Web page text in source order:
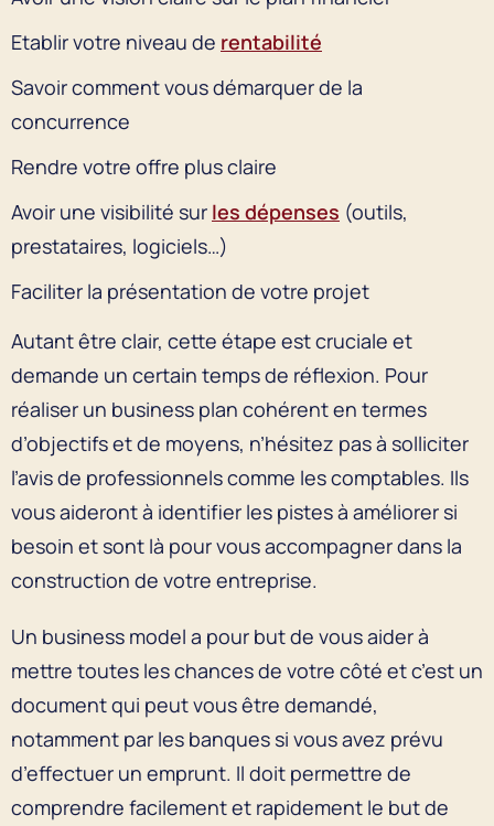
Etablir votre niveau de rentabilité
Savoir comment vous démarquer de la
concurrence
Rendre votre offre plus claire
Avoir une visibilité sur les dépenses (outils,
prestataires, logiciels…)
Faciliter la présentation de votre projet
Autant être clair, cette étape est cruciale et
demande un certain temps de réflexion. Pour
réaliser un business plan cohérent en termes
d’objectifs et de moyens, n’hésitez pas à solliciter
l’avis de professionnels comme les comptables. Ils
vous aideront à identifier les pistes à améliorer si
besoin et sont là pour vous accompagner dans la
construction de votre entreprise.
Un business model a pour but de vous aider à
mettre toutes les chances de votre côté et c’est un
document qui peut vous être demandé,
notamment par les banques si vous avez prévu
d’effectuer un emprunt. Il doit permettre de
comprendre facilement et rapidement le but de